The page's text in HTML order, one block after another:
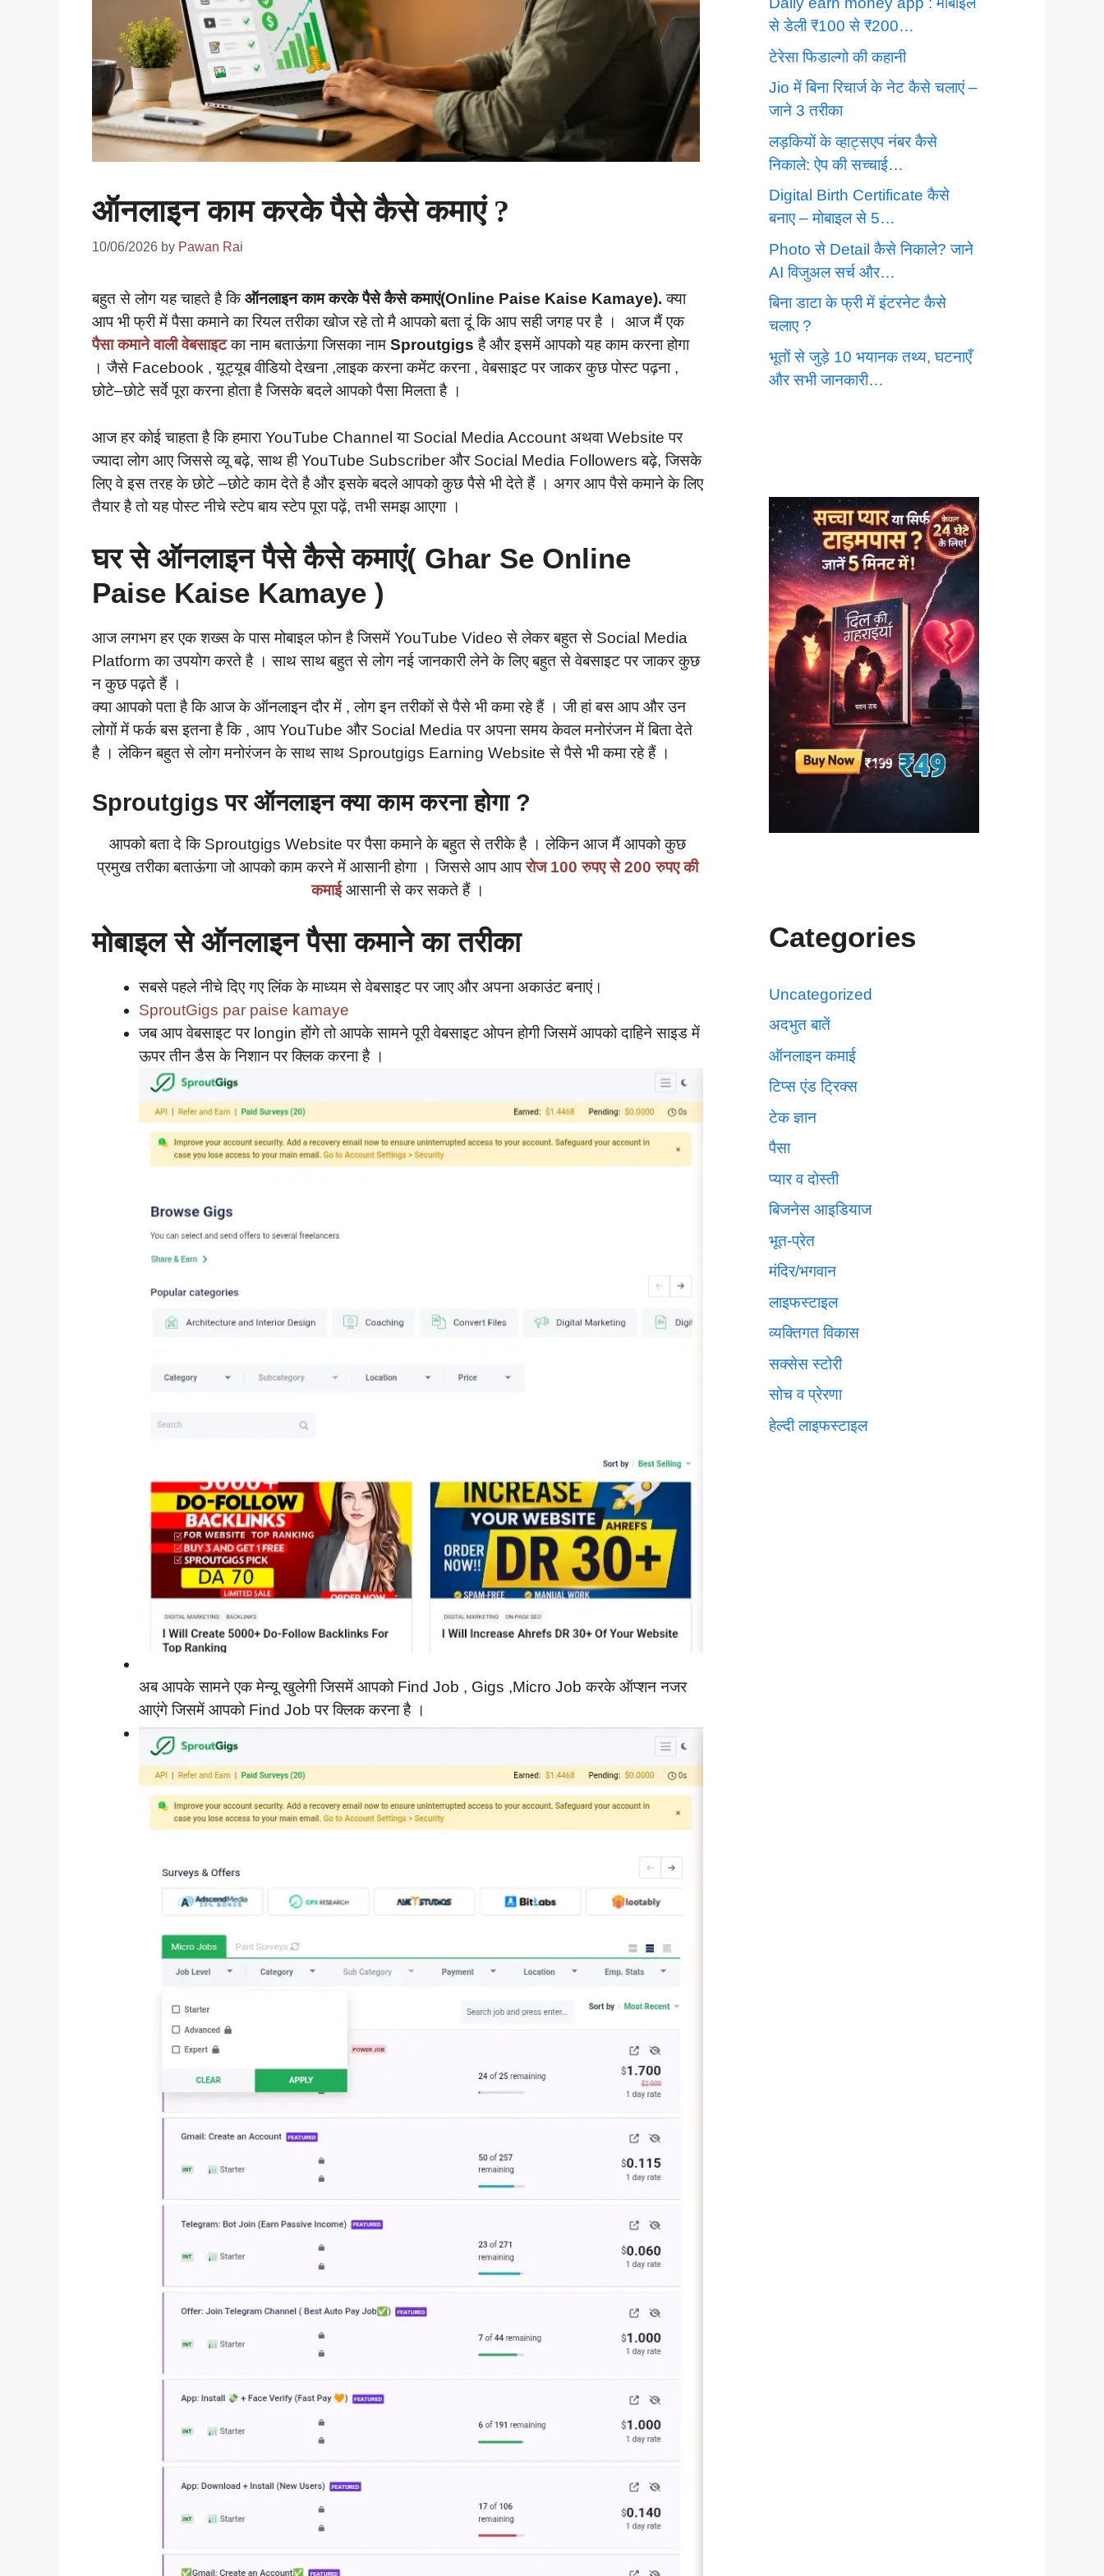
ऑनलाइन काम करके पैसे कैसे कमाएं ?
10/06/2026 by Pawan Rai
बहुत से लोग यह चाहते है किऑनलाइन काम करके पैसे कैसे कमाएं(Online Paise Kaise Kamaye). क्या
आप भी फ्री में पैसा कमाने का रियल तरीका खोज रहे तो मै आपको बता दूं कि आप सही जगह पर है । आज मैं एक
पैसा कमाने वाली वेबसाइटका नाम बताऊंगा जिसका नाम Sproutgigs है और इसमें आपको यह काम करना होगा
। जैसे Facebook , यूट्यूब वीडियो देखना ,लाइक करना कमेंट करना , वेबसाइट पर जाकर कुछ पोस्ट पढ़ना ,
छोटे–छोटे सर्वे पूरा करना होता है जिसके बदले आपको पैसा मिलता है ।
आज हर कोई चाहता है कि हमारा YouTube Channel या Social Media Account अथवा Website पर
ज्यादा लोग आए जिससे व्यू बढ़े, साथ ही YouTube Subscriber और Social Media Followers बढ़े, जिसके
लिए वे इस तरह के छोटे –छोटे काम देते है और इसके बदले आपको कुछ पैसे भी देते हैं । अगर आप पैसे कमाने के लिए
तैयार है तो यह पोस्ट नीचे स्टेप बाय स्टेप पूरा पढ़ें, तभी समझ आएगा ।
घर से ऑनलाइन पैसे कैसे कमाएं( Ghar Se Online
Paise Kaise Kamaye )
आज लगभग हर एक शख्स के पास मोबाइल फोन है जिसमें YouTube Video से लेकर बहुत से Social Media
Platform का उपयोग करते है । साथ साथ बहुत से लोग नई जानकारी लेने के लिए बहुत से वेबसाइट पर जाकर कुछ
न कुछ पढ़ते हैं ।
क्या आपको पता है कि आज के ऑनलाइन दौर में , लोग इन तरीकों से पैसे भी कमा रहे हैं । जी हां बस आप और उन
लोगों में फर्क बस इतना है कि , आप YouTube और Social Media पर अपना समय केवल मनोरंजन में बिता देते
है । लेकिन बहुत से लोग मनोरंजन के साथ साथ Sproutgigs Earning Website से पैसे भी कमा रहे हैं ।
Sproutgigs पर ऑनलाइन क्या काम करना होगा ?
आपको बता दे कि Sproutgigs Website पर पैसा कमाने के बहुत से तरीके है । लेकिन आज मैं आपको कुछ
प्रमुख तरीका बताऊंगा जो आपको काम करने में आसानी होगा । जिससे आप आपरोज 100 रुपए से 200 रुपए की
कमाईआसानी से कर सकते हैं ।
मोबाइल से ऑनलाइन पैसा कमाने का तरीका
सबसे पहले नीचे दिए गए लिंक के माध्यम सेवेबसाइट पर जाए और अपना अकाउंट बनाएं।
SproutGigs par paise kamaye
जब आप वेबसाइट पर longin होंगे तो आपके सामने पूरी वेबसाइट ओपन होगी जिसमें आपको दाहिने साइड में
ऊपर तीन डैस के निशान पर क्लिक करना है ।
अब आपके सामने एक मेन्यू खुलेगी जिसमें आपको Find Job , Gigs ,Micro Job करके ऑप्शन नजर
आएंगे जिसमें आपको Find Job पर क्लिक करना है ।
से डेली ₹100 से ₹200…
टेरेसा फिडाल्गो की कहानी
Jio में बिना रिचार्ज के नेट कैसे चलाएं –
जाने 3 तरीका
लड़कियों के व्हाट्सएप नंबर कैसे
निकाले: ऐप की सच्चाई…
Digital Birth Certificate कैसे
बनाए – मोबाइल से 5…
Photo से Detail कैसे निकाले? जाने
AI विजुअल सर्च और…
बिना डाटा के फ्री में इंटरनेट कैसे
चलाए ?
भूतों से जुड़े 10 भयानक तथ्य, घटनाएँ
और सभी जानकारी…
Categories
Uncategorized
अदभुत बातें
ऑनलाइन कमाई
टिप्स एंड ट्रिक्स
टेक ज्ञान
पैसा
प्यार व दोस्ती
बिजनेस आइडियाज
भूत-प्रेत
मंदिर/भगवान
लाइफस्टाइल
व्यक्तिगत विकास
सक्सेस स्टोरी
सोच व प्रेरणा
हेल्दी लाइफस्टाइल